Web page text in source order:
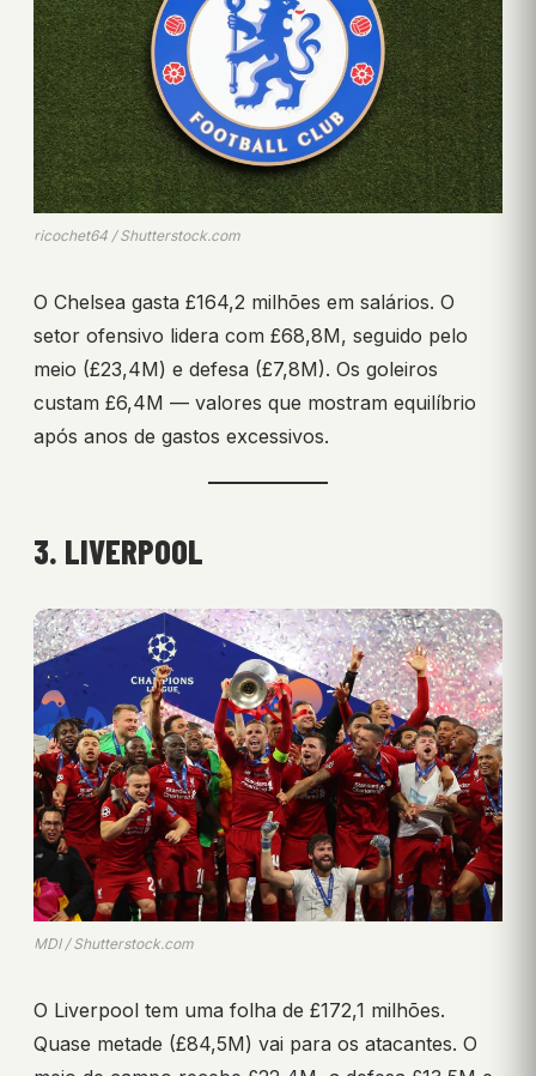
ricochet64 / Shutterstock.com
O Chelsea gasta £164,2 milhões em salários. O
setor ofensivo lidera com £68,8M, seguido pelo
meio (£23,4M) e defesa (£7,8M). Os goleiros
custam £6,4M — valores que mostram equilíbrio
após anos de gastos excessivos.
3. LIVERPOOL
MDI / Shutterstock.com
O Liverpool tem uma folha de £172,1 milhões.
Quase metade (£84,5M) vai para os atacantes. O